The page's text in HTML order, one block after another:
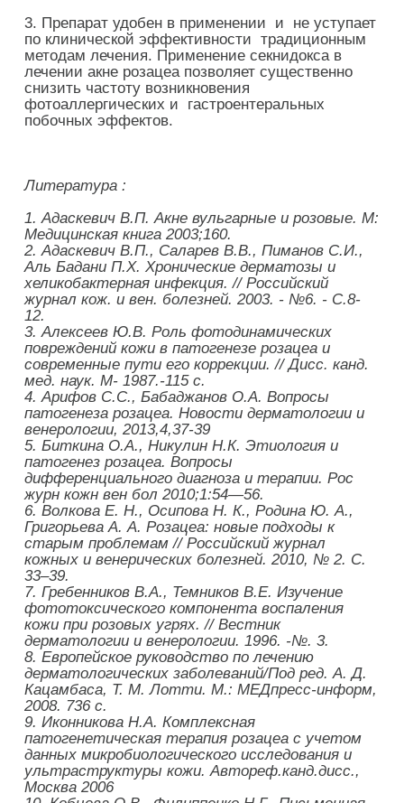
3. Препарат удобен в применении и не уступает
по клинической эффективности традиционным
методам лечения. Применение секнидокса в
лечении акне розацеа позволяет существенно
снизить частоту возникновения
фотоаллергических и гастроентеральных
побочных эффектов.
Литература :
1.Адаскевич В.П. Акне вульгарные и розовые. М:
Медицинская книга 2003;160.
2.Адаскевич В.П., Саларев В.В., Пиманов С.И.,
Аль Бадани П.Х. Хронические дерматозы и
хеликобактерная инфекция. // Российский
журнал кож. и вен. болезней. 2003. - №6. - С.8-
12.
3.Алексеев Ю.В. Роль фотодинамических
повреждений кожи в патогенезе розацеа и
современные пути его коррекции. // Дисс. канд.
мед. наук. М- 1987.-115 с.
4.Арифов С.С., Бабаджанов О.А. Вопросы
патогенеза розацеа. Новости дерматологии и
венерологии, 2013,4,37-39
5.Биткина О.А., Никулин Н.К. Этиология и
патогенез розацеа. Вопросы
дифференциального диагноза и терапии. Рос
журн кожн вен бол 2010;1:54—56.
6.Волкова Е. Н., Осипова Н. К., Родина Ю. А.,
Григорьева А. А. Розацеа: новые подходы к
старым проблемам // Российский журнал
кожных и венерических болезней. 2010, № 2. С.
33–39.
7.Гребенников В.А., Темников В.Е. Изучение
фототоксического компонента воспаления
кожи при розовых угрях. // Вестник
дерматологии и венерологии. 1996. -№. 3.
8.Европейское руководство по лечению
дерматологических заболеваний/Под ред. А. Д.
Кацамбаса, Т. М. Лотти. М.: МЕДпресс-информ,
2008. 736 с.
9.Иконникова Н.А. Комплексная
патогенетическая терапия розацеа с учетом
данных микробиологического исследования и
ультраструктуры кожи. Автореф.канд.дисс.,
Москва 2006